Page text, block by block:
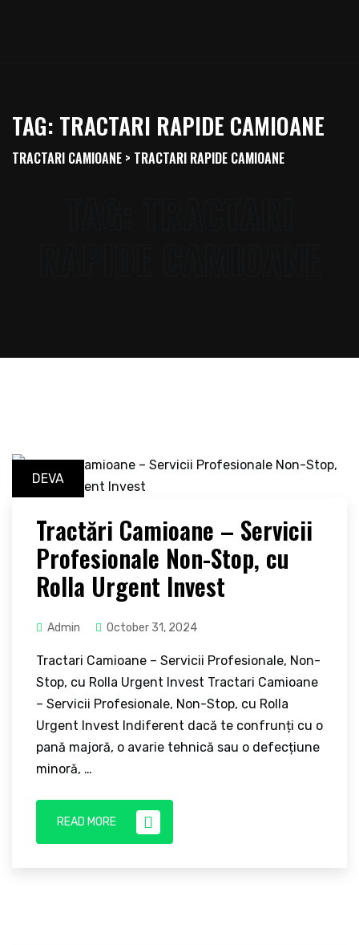
TAG: TRACTARI RAPIDE CAMIOANE
TRACTARI CAMIOANE > TRACTARI RAPIDE CAMIOANE
DEVA
Tractări Camioane – Servicii
Profesionale Non-Stop, cu
Rolla Urgent Invest
Admin October 31, 2024
Tractari Camioane – Servicii Profesionale, Non-
Stop, cu Rolla Urgent Invest Tractari Camioane
– Servicii Profesionale, Non-Stop, cu Rolla
Urgent Invest Indiferent dacă te confrunți cu o
pană majoră, o avarie tehnică sau o defecțiune
minoră, …
READ MORE